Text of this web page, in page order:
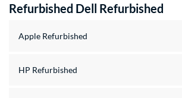
Refurbished Dell Refurbished
Apple Refurbished
HP Refurbished